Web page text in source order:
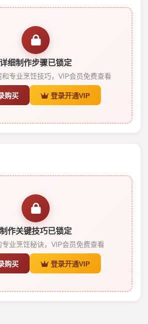
详细制作步骤已锁定
专业烹饪技巧，VIP会员免费查看
购买 登录开通VIP
制作关键技巧已锁定
业烹饪秘诀，VIP会员免费查看
购买 登录开通VIP